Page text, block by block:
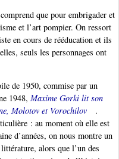
que pour embrigader et
et l’art pompier. On ressort
en cours de rééducation et ils
seuls les personnages ont
de 1950, commise par un
1948, Maxime Gorki lit son
Molotov et Vorochilov
.
: au moment où elle est
d’années, on nous montre un
alors que l’un des